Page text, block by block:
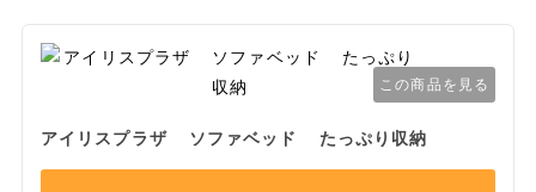
この商品を見る
アイリスプラザ ソファベッド たっぷり収納